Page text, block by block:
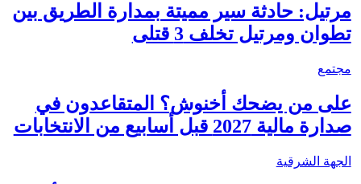
مرتيل: حادثة سير مميتة بمدارة الطريق بين
تطوان ومرتيل تخلف 3 قتلى
مجتمع
على من يضحك أخنوش؟ المتقاعدون في
صدارة مالية 2027 قبل أسابيع من الانتخابات
الجهة الشرقية